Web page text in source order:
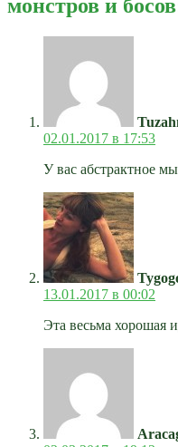
монстров и
02.01.2017 в 17:53
У вас абстрактное
13.01.2017 в 00:02
Эта весьма хорошая